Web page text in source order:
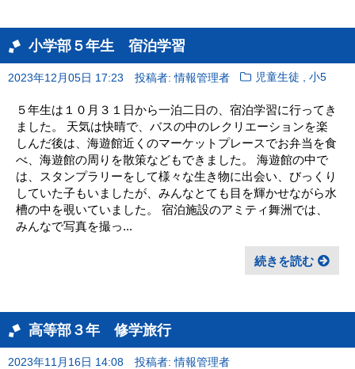
小学部５年生 宿泊学習
2023年12月05日 17:23 投稿者: 情報管理者 児童生徒 ,小5
５年生は１０月３１日から一泊二日の、宿泊学習に行ってき
ました。 天気は快晴で、バスの中のレクリエーションを楽
しんだ後は、海遊館近くのマーケットプレースでお弁当を食
べ、海遊館の周りを散策などもできました。 海遊館の中で
は、スタンプラリーをして様々な生き物に出会い、びっくり
していた子もいましたが、みんなとても目を輝かせながら水
槽の中を覗いていました。 宿泊施設のアミティ舞洲では、
みんなで写真を撮っ...
続きを読む
高等部３年 修学旅行
2023年11月16日 14:08 投稿者: 情報管理者